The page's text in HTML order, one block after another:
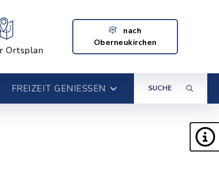
Ortsplan
nach
Oberneukirchen
FREIZEIT GENIESSEN SUCHE